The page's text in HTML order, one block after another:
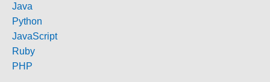
Java
Python
JavaScript
Ruby
PHP